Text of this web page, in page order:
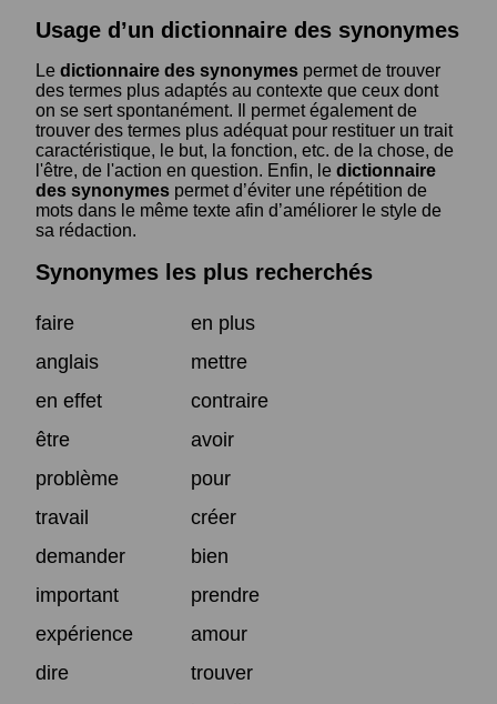
Usage d’un dictionnaire des synonymes
Le dictionnaire des synonymes permet de trouver
des termes plus adaptés au contexte que ceux dont
on se sert spontanément. Il permet également de
trouver des termes plus adéquat pour restituer un trait
caractéristique, le but, la fonction, etc. de la chose, de
l'être, de l'action en question. Enfin, le dictionnaire
des synonymes permet d’éviter une répétition de
mots dans le même texte afin d’améliorer le style de
sa rédaction.
Synonymes les plus recherchés
faire
en plus
anglais
mettre
en effet
contraire
être
avoir
problème
pour
travail
créer
demander
bien
important
prendre
expérience
amour
dire
trouver